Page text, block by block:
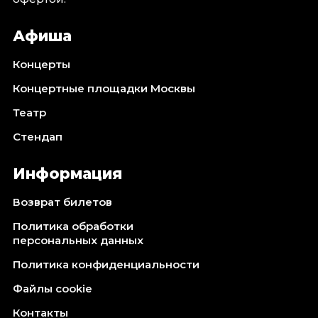
Октябрь 2026
Спорт
Октябрь 2026
Сентябрь 2026
Октябрь 2026
Ноябрь 2026
Декабрь 2026
Январь 2027
Площадки
Афиша
Концерты
Концертные площадки Москвы
Театр
Стендап
Информация
Возврат билетов
Политика обработки
персональных данных
Политика конфиденциальности
Файлы cookie
Контакты